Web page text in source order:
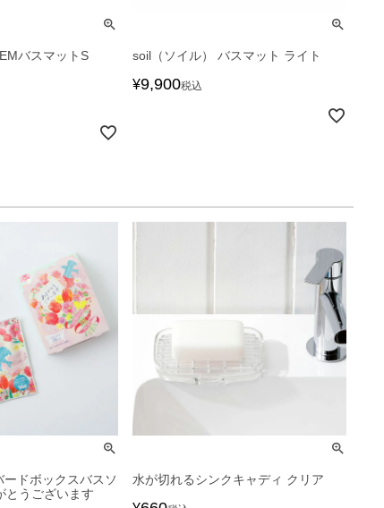
バスマットS soil（ソイル） バスマット ライト
¥9,900税込
ドボックスバスソ
とうございます
水が切れるシンクキャディ クリア